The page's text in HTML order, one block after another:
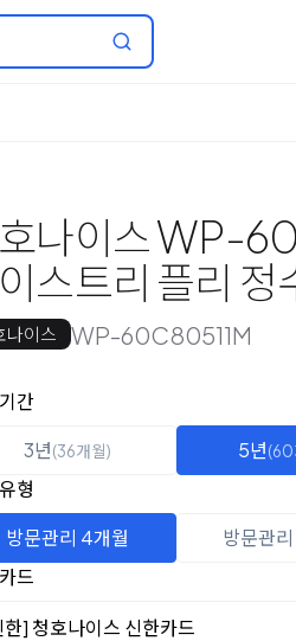
나이스 WP-
스트리 플리 정
나이스 WP-60C80511M
선택
선택
간
3년(36개월) 5년(60
형
방문관리 4개월
방문관
드
한] 청호나이스 신한카드